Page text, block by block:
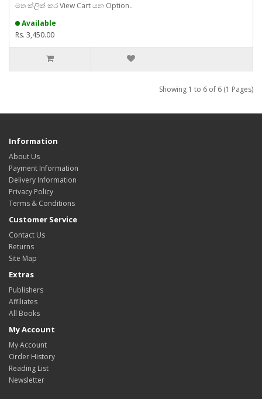
මත ක්ලික් කර View Cart යන Option..
Available
Rs. 3,450.00
Showing 1 to 6 of 6 (1 Pages)
Information
About Us
Payment Information
Delivery Information
Privacy Policy
Terms & Conditions
Customer Service
Contact Us
Returns
Site Map
Extras
Publishers
Affiliates
All Books
My Account
My Account
Order History
Reading List
Newsletter